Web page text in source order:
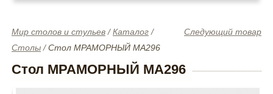
Следующий товар
Мир столов и стульев /Каталог /
Столы /Стол МРАМОРНЫЙ MA296
Стол МРАМОРНЫЙ MA296